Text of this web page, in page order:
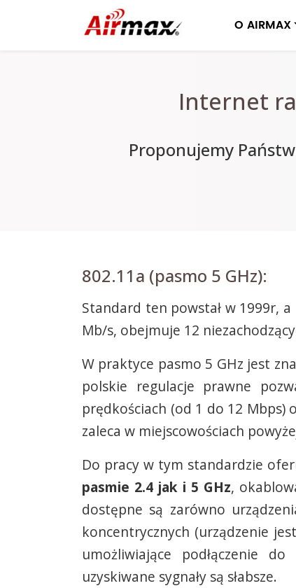
O AIRMAX
Internet
Proponujemy
802.11a (pasmo 5 GHz):
Standard ten powstał w 1999r,
Mb/s, obejmuje 12
W praktyce pasmo 5 GHz jest
polskie regulacje prawne
prędkościach (od 1 do 12 Mbps)
zaleca w miejscowościach
Do pracy w tym standardzie
pasmie 2.4 jak i 5 GHz,
dostępne są zarówno
koncentrycznych (urządzenie
umożliwiające podłączenie
uzyskiwane sygnały są słabsze.